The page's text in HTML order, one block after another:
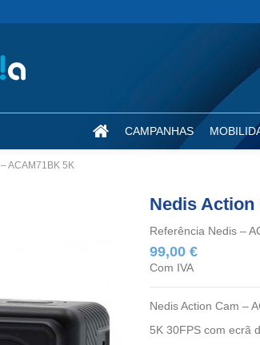
CAMPANHAS
ACAM71BK 5K
Nedis Action
Referência Nedis –
99,00 €
Com IVA
Nedis Action Cam –
5K 30FPS com ecrã